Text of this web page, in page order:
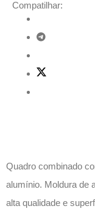
Compatilhar:
Quadro combinado
alumínio. Moldura de
alta qualidade e